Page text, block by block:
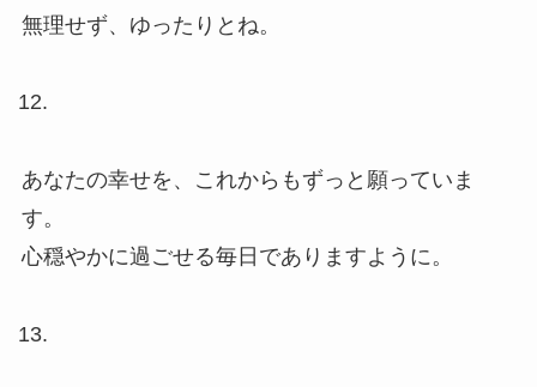
無理せず、ゆったりとね。
あなたの幸せを、これからもずっと願っていま
す。
心穏やかに過ごせる毎日でありますように。